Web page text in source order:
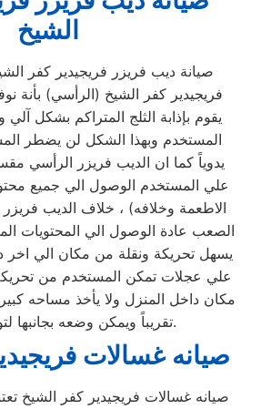
الشيخ
فريجيدير كفر الشيخ (الرأسي) بأنة
يقوم بإذابة الثلج المتراكم بشكل
المستخدم وبهذا الشكل لن يضطر
يدوياً كما ان الديب فريزر الرأسي
علي المستخدم الوصول الي جميع
الاطعمة وخلافه) ، خلاف الديب
الصعب عادة الوصول الي المحتويات
يسهل تحريكة ونقلة من مكان الي اخر
علي عجلات تمكن المستخدم من
مكان داخل المنزل ولا يأخذ مساحه
تقريباً ويمكن وضعه بجانبها لتوفير المساحة.
صيانه غسالات